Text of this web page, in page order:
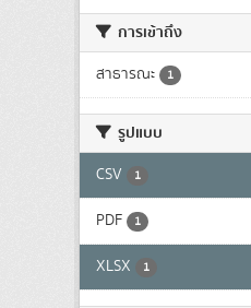
การเข้าถึง
สาธารณะ 1
รูปแบบ
CSV 1
PDF 1
XLSX 1